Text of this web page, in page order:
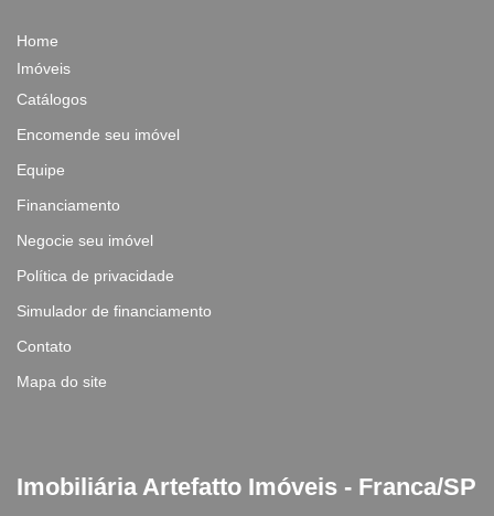
Home
Imóveis
Catálogos
Encomende seu imóvel
Equipe
Financiamento
Negocie seu imóvel
Política de privacidade
Simulador de financiamento
Contato
Mapa do site
Imobiliária Artefatto Imóveis - Franca/SP